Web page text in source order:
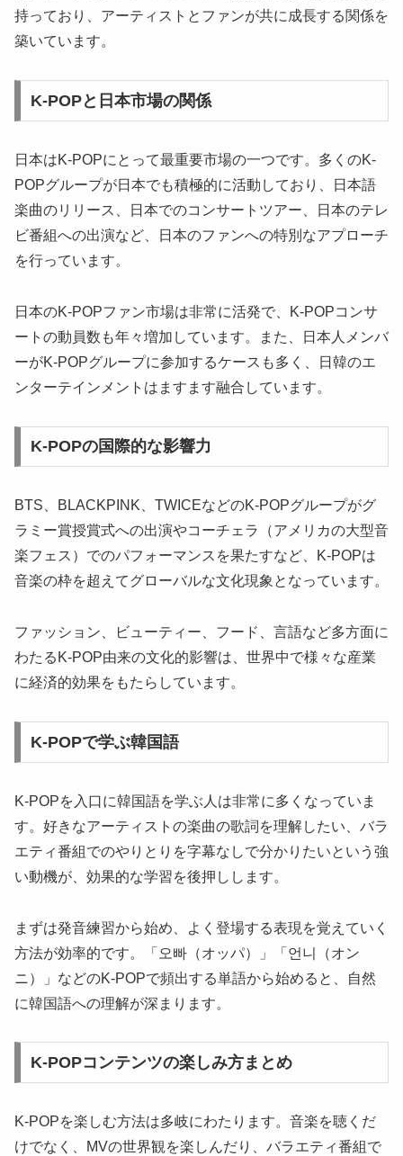
持っており、アーティストとファンが共に成長する関係を
築いています。
K-POPと日本市場の関係
日本はK-POPにとって最重要市場の一つです。多くのK-
POPグループが日本でも積極的に活動しており、日本語
楽曲のリリース、日本でのコンサートツアー、日本のテレ
ビ番組への出演など、日本のファンへの特別なアプローチ
を行っています。
日本のK-POPファン市場は非常に活発で、K-POPコンサ
ートの動員数も年々増加しています。また、日本人メンバ
ーがK-POPグループに参加するケースも多く、日韓のエ
ンターテインメントはますます融合しています。
K-POPの国際的な影響力
BTS、BLACKPINK、TWICEなどのK-POPグループがグ
ラミー賞授賞式への出演やコーチェラ（アメリカの大型音
楽フェス）でのパフォーマンスを果たすなど、K-POPは
音楽の枠を超えてグローバルな文化現象となっています。
ファッション、ビューティー、フード、言語など多方面に
わたるK-POP由来の文化的影響は、世界中で様々な産業
に経済的効果をもたらしています。
K-POPで学ぶ韓国語
K-POPを入口に韓国語を学ぶ人は非常に多くなっていま
す。好きなアーティストの楽曲の歌詞を理解したい、バラ
エティ番組でのやりとりを字幕なしで分かりたいという強
い動機が、効果的な学習を後押しします。
まずは発音練習から始め、よく登場する表現を覚えていく
方法が効率的です。「오빠（オッパ）」「언니（オン
ニ）」などのK-POPで頻出する単語から始めると、自然
に韓国語への理解が深まります。
K-POPコンテンツの楽しみ方まとめ
K-POPを楽しむ方法は多岐にわたります。音楽を聴くだ
けでなく、MVの世界観を楽しんだり、バラエティ番組で